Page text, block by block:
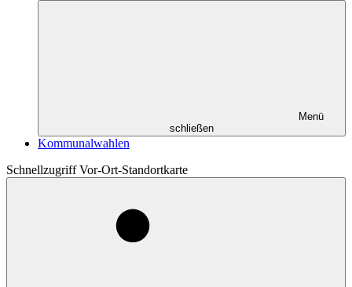
Menü
schließen
Kommunalwahlen
Schnellzugriff Vor-Ort-Standortkarte